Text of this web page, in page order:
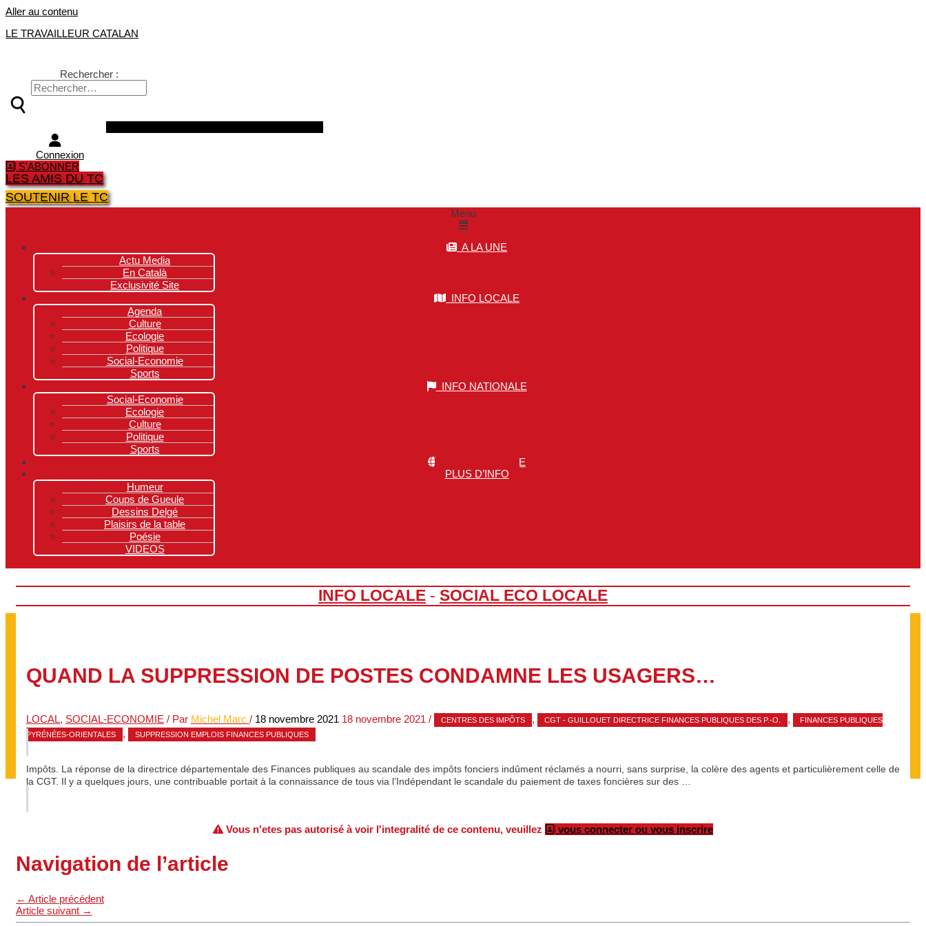
Aller au contenu
LE TRAVAILLEUR CATALAN
Rechercher :
Connexion
S'ABONNER
LES AMIS DU TC
SOUTENIR LE TC
Menu
A LA UNE
Actu Media
En Català
Exclusivité Site
INFO LOCALE
Agenda
Culture
Ecologie
Politique
Social-Economie
Sports
INFO NATIONALE
Social-Economie
Ecologie
Culture
Politique
Sports
INFO MONDIALE
PLUS D’INFO
Humeur
Coups de Gueule
Dessins Delgé
Plaisirs de la table
Poésie
VIDEOS
INFO LOCALE - SOCIAL ECO LOCALE
QUAND LA SUPPRESSION DE POSTES CONDAMNE LES USAGERS…
LOCAL, SOCIAL-ECONOMIE / Par Michel Marc / 18 novembre 2021 18 novembre 2021 / CENTRES DES IMPÔTS , CGT - GUILLOUET DIRECTRICE FINANCES PUBLIQUES DES P.-O. ,
FINANCES PUBLIQUES
PYRÉNÉES-ORIENTALES
, SUPPRESSION EMPLOIS FINANCES PUBLIQUES
Impôts. La réponse de la directrice départementale des Finances publiques au scandale des impôts fonciers indûment réclamés a nourri, sans surprise, la colère des agents et particulièrement celle de
la CGT. Il y a quelques jours, une contribuable portait à la connaissance de tous via l’Indépendant le scandale du paiement de taxes foncières sur des …
Vous n'etes pas autorisé à voir l'integralité de ce contenu, veuillez vous connecter ou vous inscrire
Navigation de l’article
← Article précédent
Article suivant →